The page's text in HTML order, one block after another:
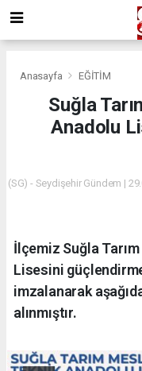
Anasayfa EĞİTİM
Suğla
Anadolu
(SG) - Seydişehir Gündem |
İlçemiz Suğla
Lisesini
imzalanarak
alınmıştır.